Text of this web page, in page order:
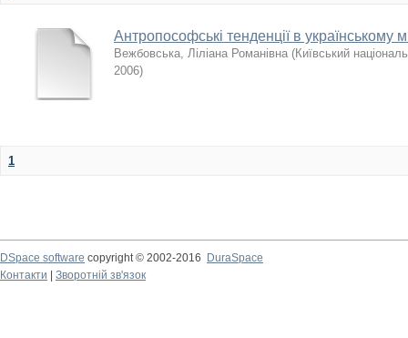
Антропософські тенденції в українському
Вежбовська, Ліліана Романівна (Київський
2006)
1
DSpace software copyright © 2002-2016
DuraSpace
Контакти
Зворотній зв'язок